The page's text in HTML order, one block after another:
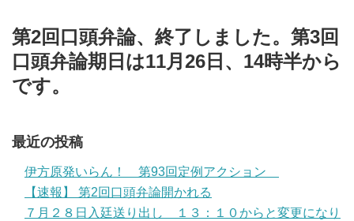
第2回口頭弁論、終了しました。第3回
口頭弁論期日は11月26日、14時半から
です。
最近の投稿
伊方原発いらん！ 第93回定例アクション
【速報】 第2回口頭弁論開かれる
７月２８日入廷送り出し １３：１０からと変更になり